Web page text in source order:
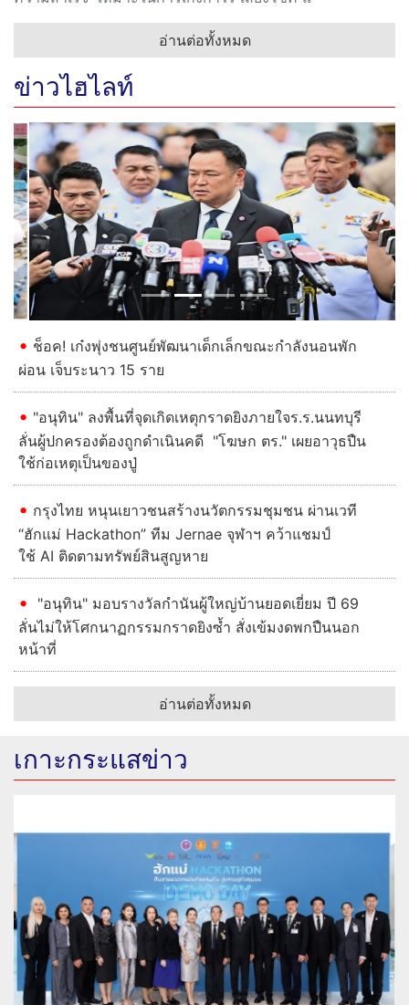
อ่านต่อทั้งหมด
ข่าวไฮไลท์
Previous Next
ช็อค! เก๋งพุ่งชนศูนย์พัฒนาเด็กเล็กขณะกำลังนอนพัก
ผ่อน เจ็บระนาว 15 ราย
"อนุทิน" ลงพื้นที่จุดเกิดเหตุกราดยิงภายใจร.ร.นนทบุรี
ลั่นผู้ปกครองต้องถูกดําเนินคดี "โฆษก ตร." เผยอาวุธปืน
ใช้ก่อเหตุเป็นของปู่
กรุงไทย หนุนเยาวชนสร้างนวัตกรรมชุมชน ผ่านเวที
“ฮักแม่ Hackathon” ทีม Jernae จุฬาฯ คว้าแชมป์
ใช้ AI ติดตามทรัพย์สินสูญหาย
"อนุทิน" มอบรางวัลกำนันผู้ใหญ่บ้านยอดเยี่ยม ปี 69
ลั่นไม่ให้โศกนาฏกรรมกราดยิงซ้ำ สั่งเข้มงดพกปืนนอก
หน้าที่
อ่านต่อทั้งหมด
เกาะกระแสข่าว